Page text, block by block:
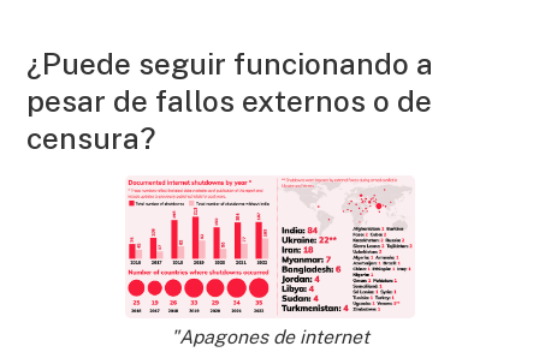
¿Puede seguir funcionando a
pesar de fallos externos o de
censura?
"Apagones de internet